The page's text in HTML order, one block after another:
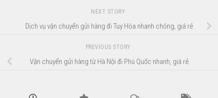
NEXT STORY
Dịch vụ vận chuyển gửi hàng đi Tuy Hòa nhanh chóng, giá rẻ
PREVIOUS STORY
Vận chuyển gửi hàng từ Hà Nội đi Phú Quốc nhanh, giá rẻ